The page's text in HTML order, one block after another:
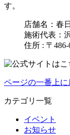
す。
店舗名：春
施術代表
住所 : 〒
ページの一番上に
カテゴリ一覧
イベント
お知らせ